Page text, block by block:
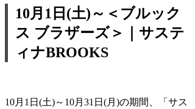
10月1日(土) ～＜ブルック
ス ブラザーズ＞｜サステ
ィナBROOKS
10月1日(土)～10月31日(月)の期間、「サス